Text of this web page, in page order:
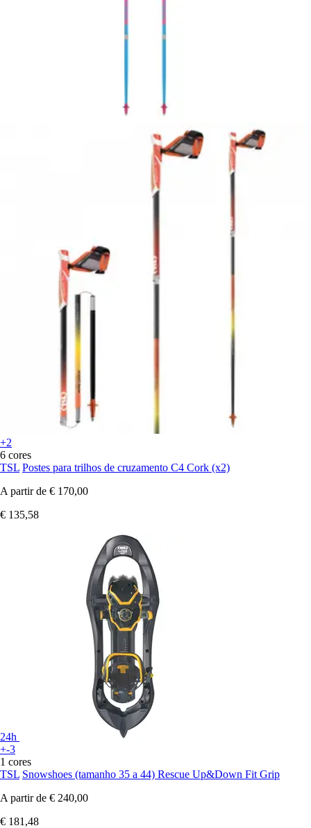
+2
6 cores
TSL Postes para trilhos de cruzamento C4 Cork (x2)
A partir de € 170,00
€ 135,58
24h
+-3
1 cores
TSL Snowshoes (tamanho 35 a 44) Rescue Up&Down Fit Grip
A partir de € 240,00
€ 181,48